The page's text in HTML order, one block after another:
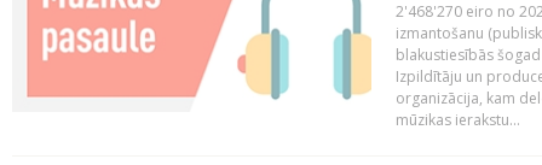
2'468'270 eiro no
izmantošanu
blakustiesībās
Izpildītāju un
organizācija, kam
mūzikas ierakstu...